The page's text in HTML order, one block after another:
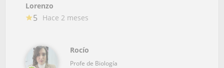
Lorenzo
5 Hace 2 meses
Rocío
Profe de Biología